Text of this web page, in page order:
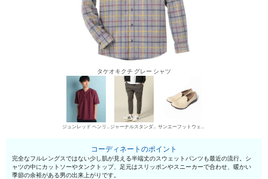
タケオキクチ グレー シャツ
ジュンレッド ヘンリーネックTシャツ ジャーナルスタンダード スウェットパンツ サンエーフットウェア スリッポン
コーディネートのポイント
完全なフルレングスではない少し肌が見える半端丈のスウェットパンツも最近の流行。シ
ャツの中にカットソーやタンクトップ、足元はスリッポンやスニーカーで合わせ、暖かい
季節の余裕がある男の出来上がりです。